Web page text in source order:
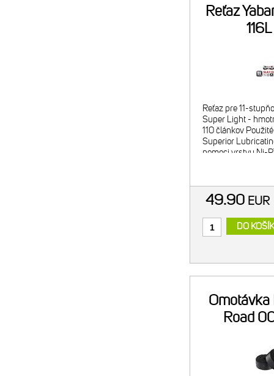
Reťaz
Reťaz pre 11-
Super Light -
110 článkov
Superior
pomoci vrstvy Ni-
49.90 EUR
DO
Omotávka
Road